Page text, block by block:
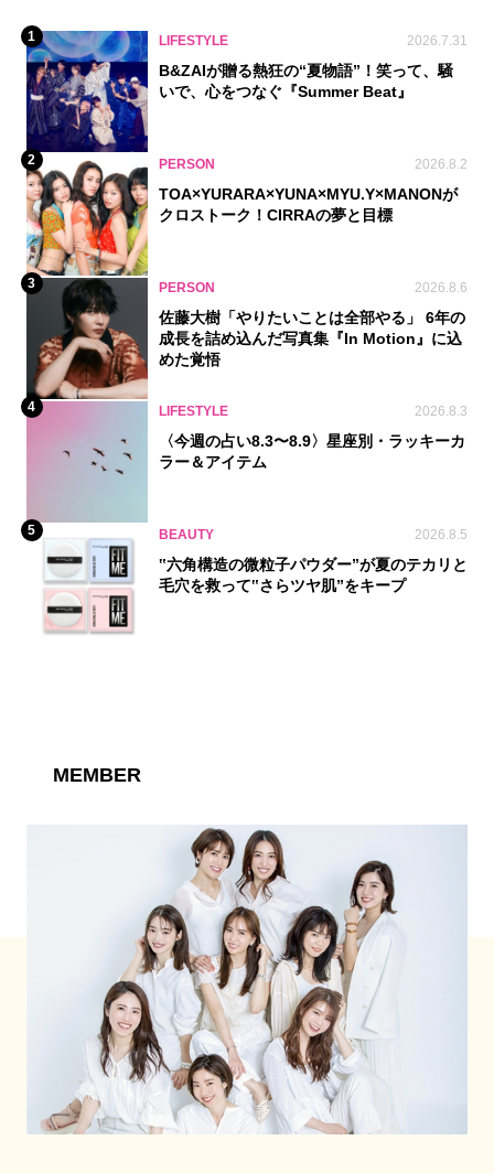
1 LIFESTYLE 2026.7.31
B&ZAIが贈る熱狂の“夏物語”！笑って、騒
いで、心をつなぐ『Summer Beat』
2 PERSON 2026.8.2
TOA×YURARA×YUNA×MYU.Y×MANONが
クロストーク！CIRRAの夢と目標
3 PERSON 2026.8.6
佐藤大樹「やりたいことは全部やる」 6年の
成長を詰め込んだ写真集『In Motion』に込
めた覚悟
4 LIFESTYLE 2026.8.3
〈今週の占い8.3〜8.9〉星座別・ラッキーカ
ラー＆アイテム
5 BEAUTY 2026.8.5
‟六角構造の微粒子パウダー”が夏のテカリと
毛穴を救って‟さらツヤ肌”をキープ
MEMBER